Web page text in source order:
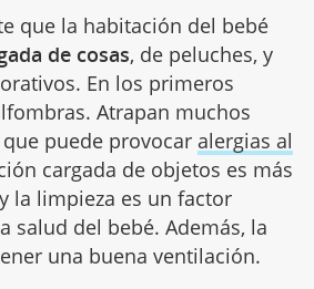
que la habitación del bebé
de cosas, de peluches, y
En los primeros
Atrapan muchos
puede provocar alergias al
cargada de objetos es más
la limpieza es un factor
salud del bebé. Además, la
una buena ventilación.